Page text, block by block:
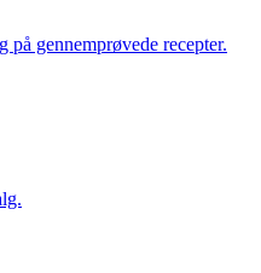
gennemprøvede recepter.